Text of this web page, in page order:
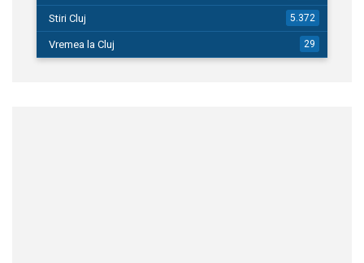
Stiri Cluj 5.372
Vremea la Cluj 29